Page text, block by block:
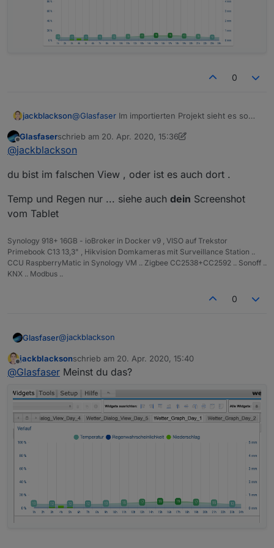
0
jackblackson@Glasfaser Im importierten Projekt sieht es so
Offline
Glasfaserschrieb am 20. Apr. 2020, 15:36
zuletzt editiert von Glasfaser
@jackblackson
du bist im falschen View , oder ist es auch dort .
Temp und Regen nur ... siehe auch dein Screenshot
vom Tablet
Synology 918+ 16GB - ioBroker in Docker v9 , VISO auf Trekstor
Primebook C13 13,3" , Hikvision Domkameras mit Surveillance Station ..
CCU RaspberryMatic in Synology VM .. Zigbee CC2538+CC2592 .. Sonoff ..
KNX .. Modbus ..
0
Glasfaser@jackblackson
du bist im falschen View , oder ist es auch dort .
vom Tablet
Offline
jackblacksonschrieb am 20. Apr. 2020, 15:40
zuletzt editiert von
@Glasfaser Meinst du das?